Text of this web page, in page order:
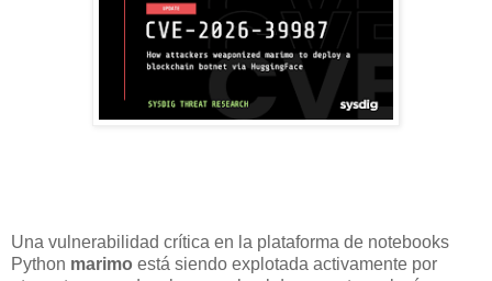
Una vulnerabilidad crítica en la plataforma de notebooks
Python marimo está siendo explotada activamente por